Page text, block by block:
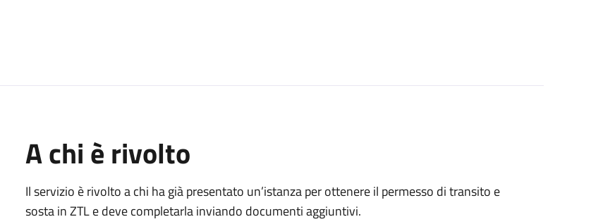
A chi è rivolto
Il servizio è rivolto a chi ha già presentato un’istanza per ottenere il permesso di transito e
sosta in ZTL e deve completarla inviando documenti aggiuntivi.